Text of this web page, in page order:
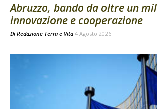
Abruzzo, bando da oltre un
innovazione e cooperazione
Di Redazione Terra e Vita 4 Agosto 2026